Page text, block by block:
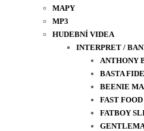
MAPY
MP3
HUDEBNÍ VIDEA
INTERPRET /
ANTHONY
BASTA
BEENIE
FAST
FATBOY